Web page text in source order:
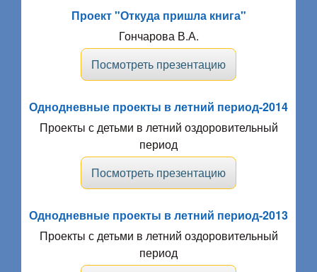
Проект "Откуда пришла книга"
Гончарова В.А.
Посмотреть презентацию
Однодневные проекты в летний период-2014
Проекты с детьми в летний оздоровительный
период
Посмотреть презентацию
Однодневные проекты в летний период-2013
Проекты с детьми в летний оздоровительный
период